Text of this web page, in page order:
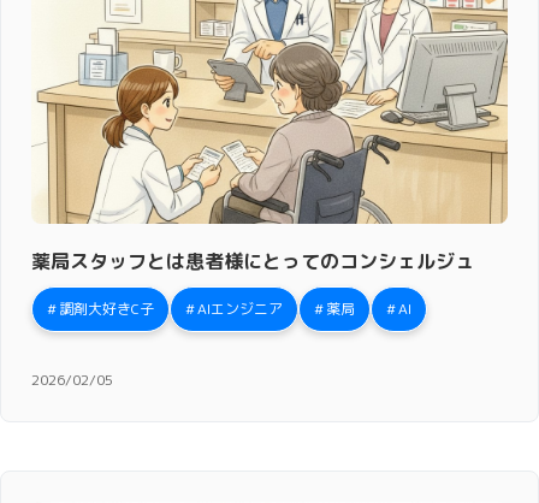
薬局スタッフとは患者様にとってのコンシェルジュ
調剤大好きC子 AIエンジニア 薬局 AI
2026/02/05